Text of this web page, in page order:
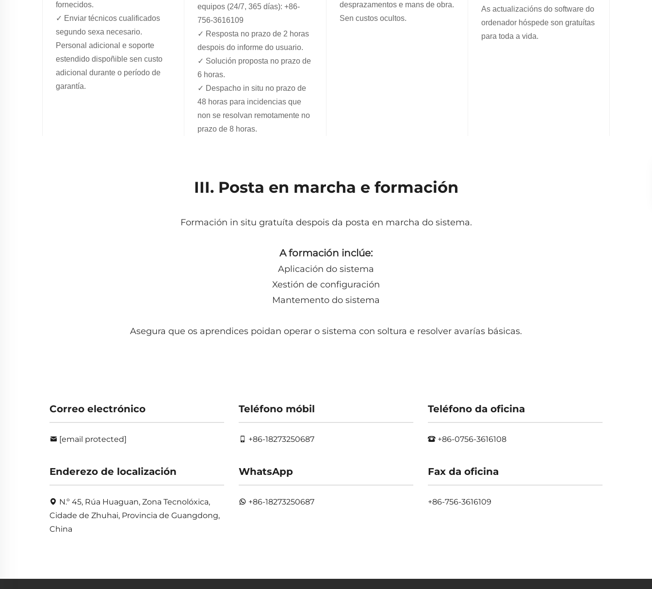
fornecidos.
✓ Enviar técnicos cualificados
segundo sexa necesario.
Personal adicional e soporte
estendido dispoñible sen custo
adicional durante o período de
garantía.
equipos (24/7, 365 días):+86-
756-3616109
✓ Resposta no prazo de 2 horas
despois do informe do usuario.
✓ Solución proposta no prazo de
6 horas.
✓ Despacho in situ no prazo de
48 horas para incidencias que
non se resolvan remotamente no
prazo de 8 horas.
desprazamentos e mans de obra.
Sen custos ocultos.
As actualizacións do software do
ordenador hóspede son gratuítas
para toda a vida.
III. Posta en marcha e formación
Formación in situ gratuíta despois da posta en marcha do sistema.
A formación inclúe:
Aplicación do sistema
Xestión de configuración
Mantemento do sistema
Asegura que os aprendices poidan operar o sistema con soltura e resolver avarías básicas.
Correo electrónico
[email protected]
Teléfono móbil
+86-18273250687
Teléfono da oficina
+86-0756-3616108
Enderezo de localización
N.º 45, Rúa Huaguan, Zona Tecnolóxica,
Cidade de Zhuhai, Provincia de Guangdong,
China
WhatsApp
+86-18273250687
Fax da oficina
+86-756-3616109